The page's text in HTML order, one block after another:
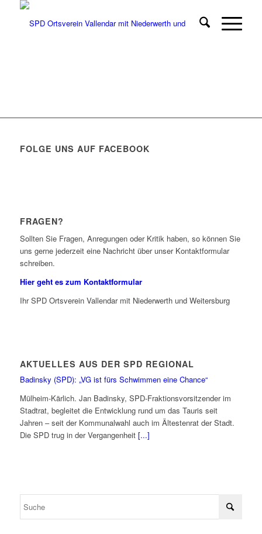
FOLGE UNS AUF FACEBOOK
FRAGEN?
Sollten Sie Fragen, Anregungen oder Kritik haben, so können Sie
uns gerne jederzeit eine Nachricht über unser Kontaktformular
schreiben.
Hier geht es zum Kontaktformular
Ihr SPD Ortsverein Vallendar mit Niederwerth und Weitersburg
AKTUELLES AUS DER SPD REGIONAL
Badinsky (SPD): „VG ist fürs Schwimmen eine Chance“
Mülheim-Kärlich. Jan Badinsky, SPD-Fraktionsvorsitzender im
Stadtrat, begleitet die Entwicklung rund um das Tauris seit
Jahren – seit der Kommunalwahl auch im Ältestenrat der Stadt.
Die SPD trug in der Vergangenheit [...]